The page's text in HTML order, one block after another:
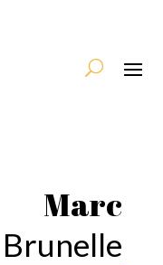
Marc
Brunelle